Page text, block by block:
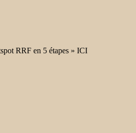
RRF en 5 étapes » ICI